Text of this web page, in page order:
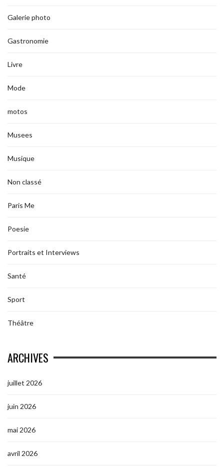
Galerie photo
Gastronomie
Livre
Mode
motos
Musees
Musique
Non classé
Paris Me
Poesie
Portraits et Interviews
Santé
Sport
Théâtre
ARCHIVES
juillet 2026
juin 2026
mai 2026
avril 2026